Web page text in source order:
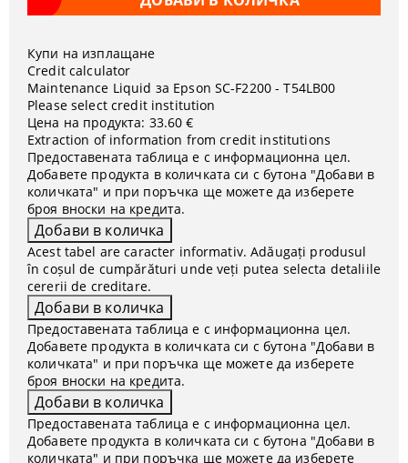
Купи на изплащане
Credit calculator
Maintenance Liquid за Epson SC-F2200 - T54LB00
Please select credit institution
Цена на продукта: 33.60 €
Extraction of information from credit institutions
Предоставената таблица е с информационна цел.
Добавете продукта в количката си с бутона "Добави в
количката" и при поръчка ще можете да изберете
броя вноски на кредита.
Acest tabel are caracter informativ. Adăugați produsul
în coșul de cumpărături unde veți putea selecta detaliile
cererii de creditare.
Предоставената таблица е с информационна цел.
Добавете продукта в количката си с бутона "Добави в
количката" и при поръчка ще можете да изберете
броя вноски на кредита.
Предоставената таблица е с информационна цел.
Добавете продукта в количката си с бутона "Добави в
количката" и при поръчка ще можете да изберете